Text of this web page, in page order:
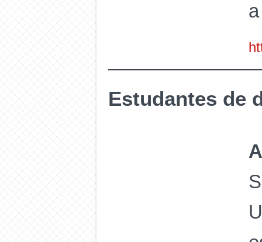
Estudantes de